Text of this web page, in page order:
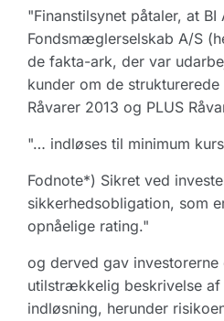
"Finanstilsynet påtaler, at BI
Fondsmæglerselskab A/S
de fakta-ark, der var
kunder om de
Råvarer 2013 og PLUS
"… indløses til minimum
Fodnote*) Sikret ved
sikkerhedsobligation, som
opnåelige rating."
og derved gav investorerne
utilstrækkelig beskrivelse
indløsning, herunder